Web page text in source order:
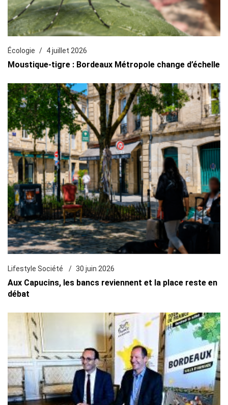
Écologie 4 juillet 2026
Moustique-tigre : Bordeaux Métropole change d’échelle
Lifestyle Société 30 juin 2026
Aux Capucins, les bancs reviennent et la place reste en
débat